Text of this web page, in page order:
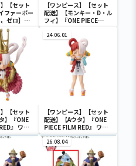
】【セット
ファーポー
ゼロ】ワ
ドコレク
ア-ワノ国
【ワンピース】【セット
配送】【モンキー・D・ル
フィ】『ONE PIECE
MONKEY.D.LUFFY-
】【セット
】『ONE
』 ワー
ルフィギ
24.06.01
【ワンピース】【セット
配送】【Aウタ】『ONE
PIECE FILM RED』 ワー
ルドコレクタブルフィギ
ュア-UTA COLLECTION-
26.08.04